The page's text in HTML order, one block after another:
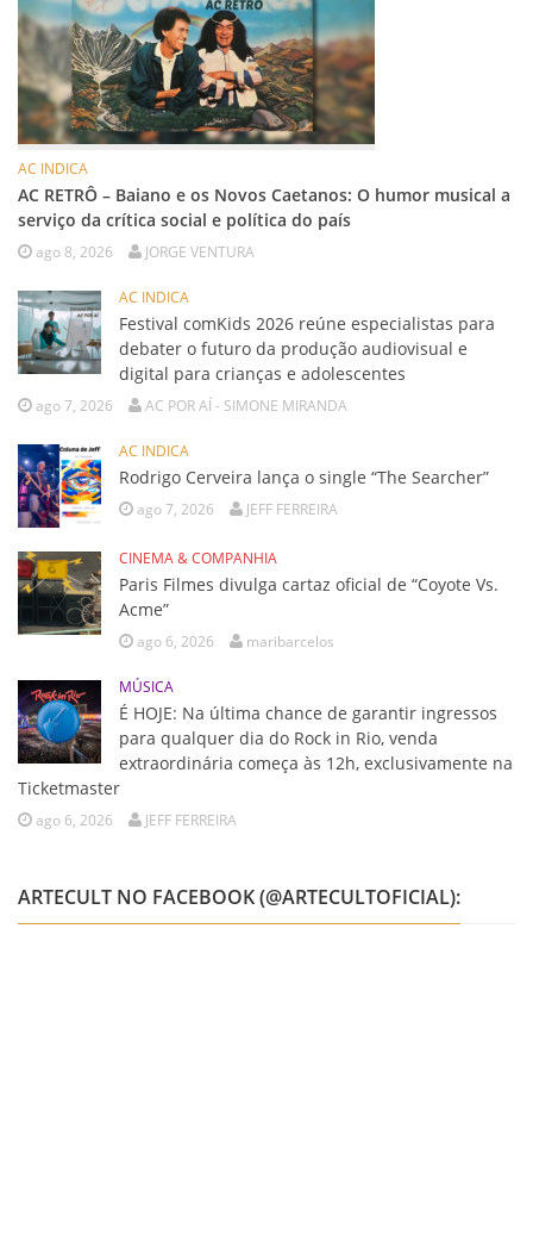
AC INDICA
AC RETRÔ – Baiano e os Novos Caetanos: O humor musical a
serviço da crítica social e política do país
ago 8, 2026 JORGE VENTURA
AC INDICA
Festival comKids 2026 reúne especialistas para
debater o futuro da produção audiovisual e
digital para crianças e adolescentes
ago 7, 2026 AC POR AÍ - SIMONE MIRANDA
AC INDICA
Rodrigo Cerveira lança o single “The Searcher”
ago 7, 2026 JEFF FERREIRA
CINEMA & COMPANHIA
Paris Filmes divulga cartaz oficial de “Coyote Vs.
Acme”
ago 6, 2026 maribarcelos
MÚSICA
É HOJE: Na última chance de garantir ingressos
para qualquer dia do Rock in Rio, venda
extraordinária começa às 12h, exclusivamente na
Ticketmaster
ago 6, 2026 JEFF FERREIRA
ARTECULT NO FACEBOOK (@ARTECULTOFICIAL):